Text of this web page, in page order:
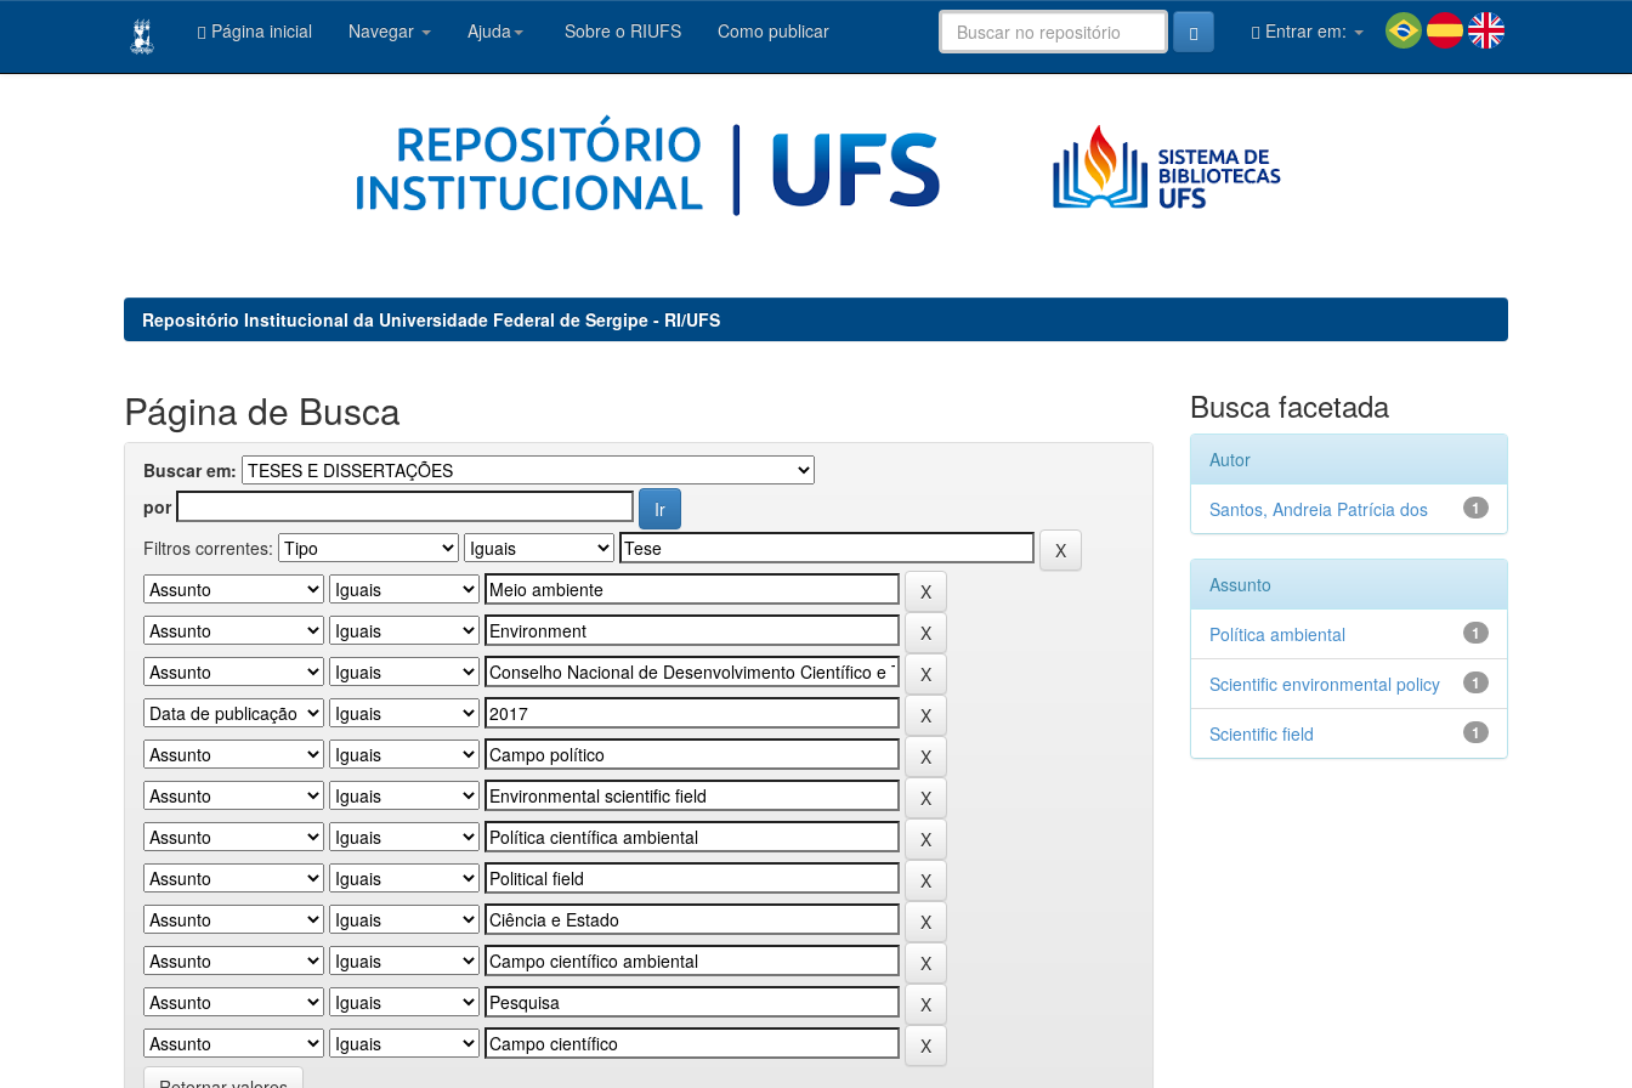
Página inicial Navegar Ajuda Sobre o RIUFS Como publicar Entrar em:
Repositório Institucional da Universidade Federal de Sergipe - RI/UFS
Página de Busca
Buscar em:
por
Filtros correntes:
Busca facetada
Autor
1
Santos, Andreia Patrícia dos
Assunto
1
Política ambiental
1
Scientific environmental policy
1
Scientific field